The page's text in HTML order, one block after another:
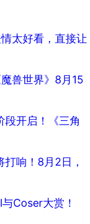
太好看，直接让
兽世界》8月15
段开启！《三角
打响！8月2日，
Coser大赏！